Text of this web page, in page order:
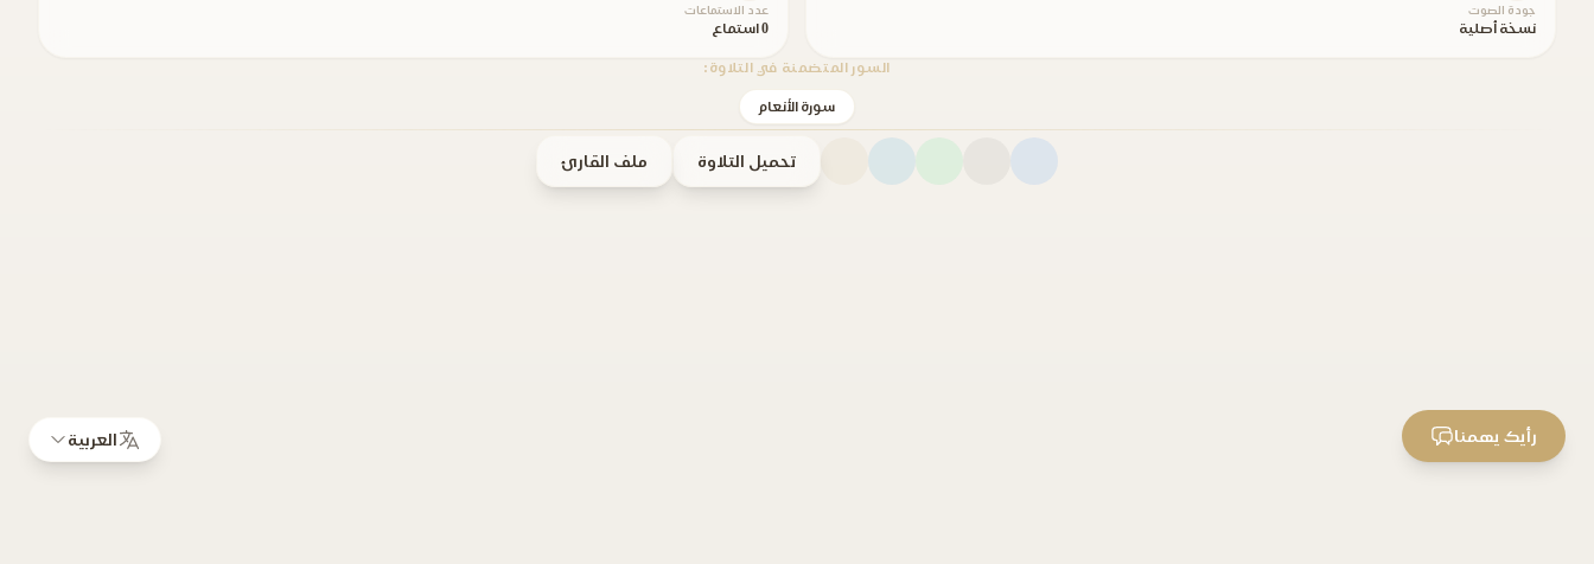
جودة الصوت
نسخة أصلية
عدد الاستماعات
0 استماع
السور المتضمنة في التلاوة:
سورة الأنعام
تحميل التلاوة ملف القارئ
العربية رأيك يهمنا